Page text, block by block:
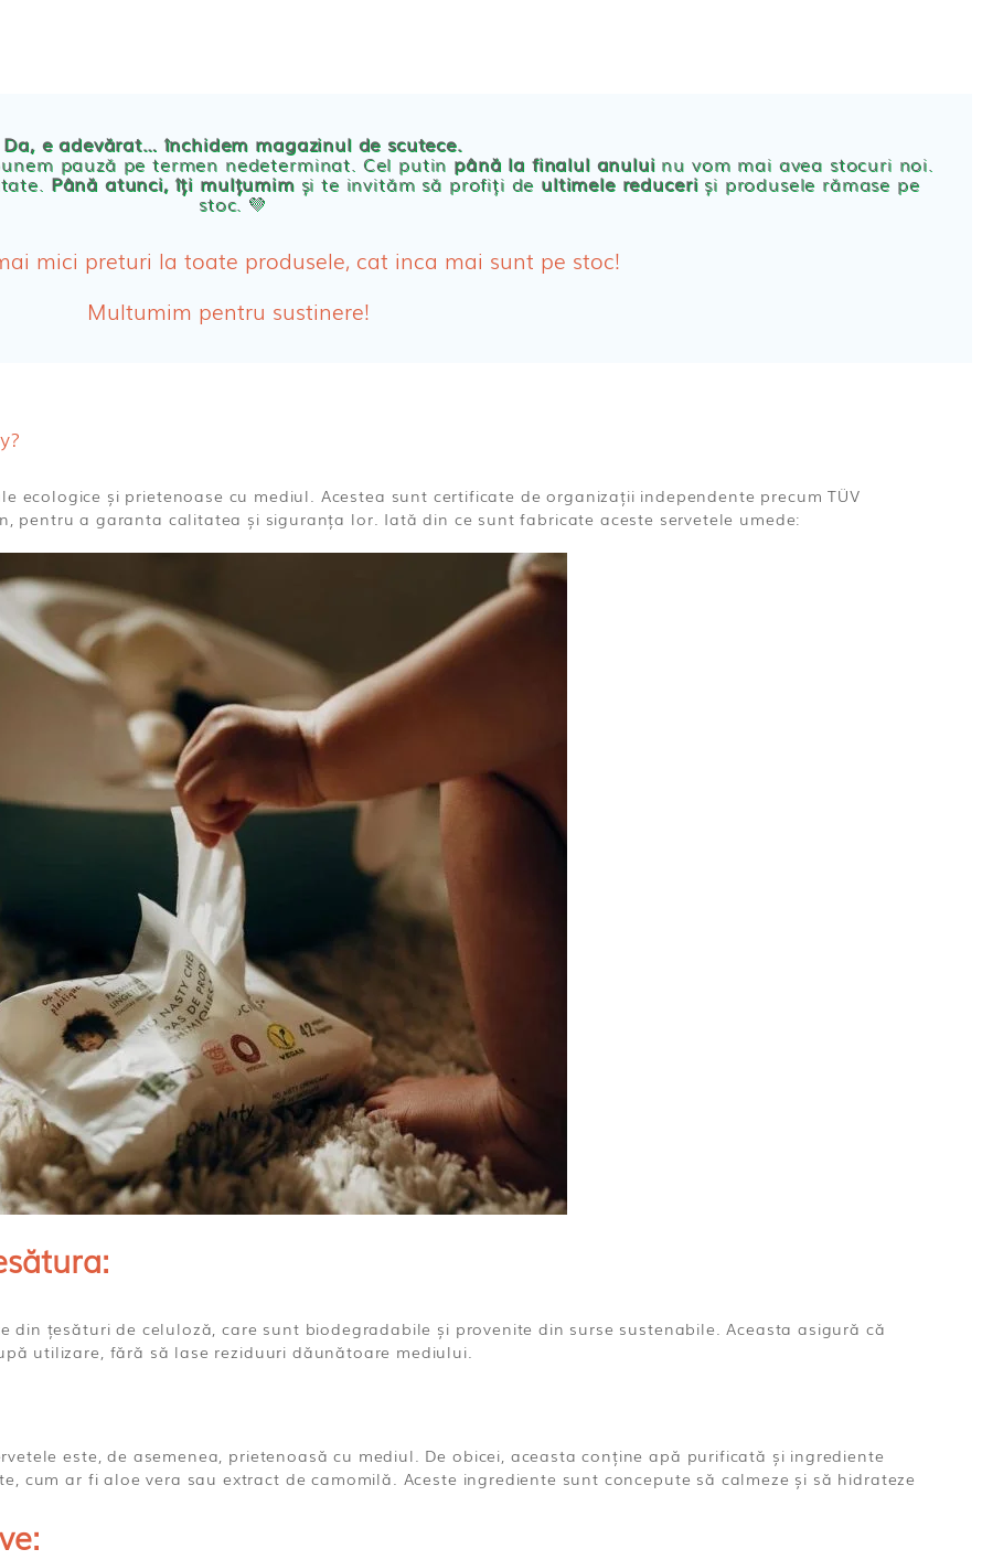
Absorbante
Absorbante Post-Natale
Absorbante Incontinenta Urinara
Da, e adevărat… închidem magazinul de scutece.
pauză pe termen nedeterminat. Cel putin până la finalul anuluinu vom mai avea stocuri noi.
Până atunci, îți mulțumimși te invităm să profiți de ultimele reduceriși produsele rămase pe
stoc. 💛
mici preturi la toate produsele, cat inca mai sunt pe stoc!
Multumim pentru sustinere!
ecologice și prietenoase cu mediul. Acestea sunt certificate de organizații independente precum TÜV
pentru a garanta calitatea și siguranța lor. Iată din ce sunt fabricate aceste servetele umede:
din țesături de celuloză, care sunt biodegradabile și provenite din surse sustenabile. Aceasta asigură că
utilizare, fără să lase reziduuri dăunătoare mediului.
este, de asemenea, prietenoasă cu mediul. De obicei, aceasta conține apă purificată și ingrediente
cum ar fi aloe vera sau extract de camomilă. Aceste ingrediente sunt concepute să calmeze și să hidrateze